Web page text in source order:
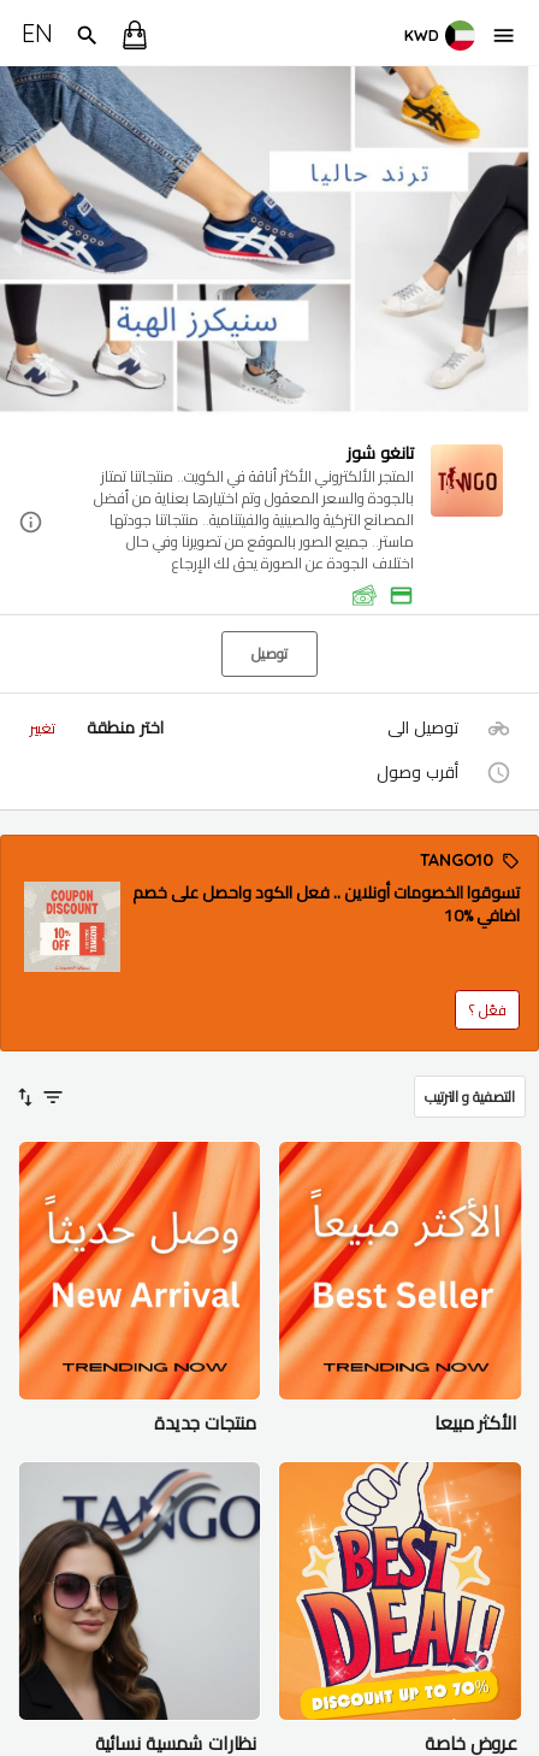
KWD
EN
تانغو شوز
المتجر الألكتروني الأكثر أناقة في الكويت.. منتجاتنا تمتاز
بالجودة والسعر المعقول وتم اختيارها بعناية من أفضل
المصانع التركية والصينية والفيتنامية.. منتجاتنا جودتها
ماستر.. جميع الصور بالموقع من تصويرنا وفي حال
اختلاف الجودة عن الصورة يحق لك الإرجاع
توصيل
توصيل الى اختر منطقة تغيير
أقرب وصول
TANGO10
تسوقوا الخصومات أونلاين .. فعل الكود واحصل على خصم
اضافي %10
فعّل ؟
التصفية و الترتيب
الأكثر مبيعا منتجات جديدة
عروض خاصة نظارات شمسية نسائية